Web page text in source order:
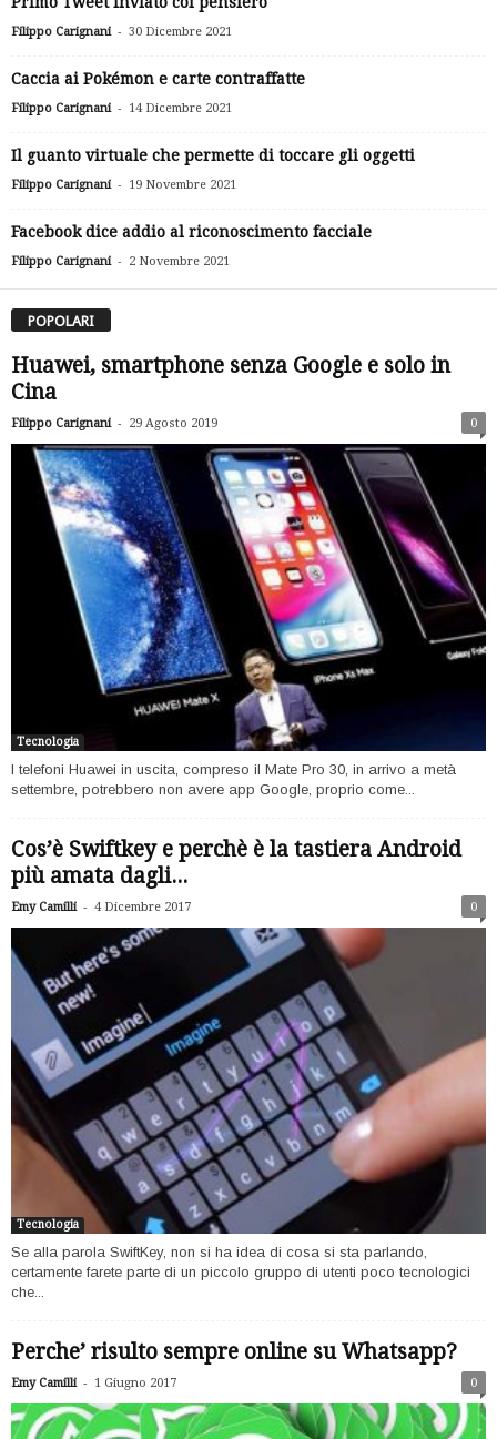
Filippo Carignani - 30 Dicembre 2021
Caccia ai Pokémon e carte contraffatte
Filippo Carignani - 14 Dicembre 2021
Il guanto virtuale che permette di toccare gli oggetti
Filippo Carignani - 19 Novembre 2021
Facebook dice addio al riconoscimento facciale
Filippo Carignani - 2 Novembre 2021
POPOLARI
Huawei, smartphone senza Google e solo in
Cina
Filippo Carignani - 29 Agosto 2019 0
Tecnologia
I telefoni Huawei in uscita, compreso il Mate Pro 30, in arrivo a metà
settembre, potrebbero non avere app Google, proprio come...
Cos’è Swiftkey e perchè è la tastiera Android
più amata dagli...
Emy Camilli - 4 Dicembre 2017 0
Tecnologia
Se alla parola SwiftKey, non si ha idea di cosa si sta parlando,
certamente farete parte di un piccolo gruppo di utenti poco tecnologici
che...
Perche’ risulto sempre online su Whatsapp?
Emy Camilli - 1 Giugno 2017 0